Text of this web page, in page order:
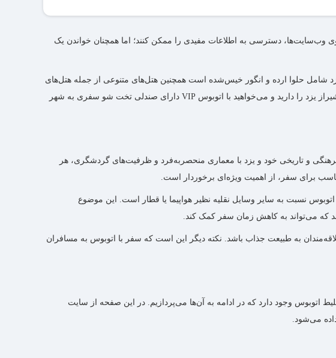
کنسلی بلیط مورد نظرتان را به‌صورت آنلاین در سایت مِستربلیط انجام دهید
دسترسی به اطلاعات مفیدی را ممکن کنند؛ اما همچنان خواندن یک
شامل حلوا ارده و انگور خیس‌شده است همچنین هتل‌های متنوعی از جمله هتل‌های
سنتی و مدرن در یزد وجود دارند که می‌توانند اقامتی راحت و شایسته را برای شما فراهم آورند. اگر قصد تهیه بلیط اتوبوس شیراز یزد را دارید و می‌‌خواهید با اتوبوس VIP دارای صندلی تخت شو سفری به شهر
و تاریخی خود و یزد با معماری منحصربه‌فرد و ظرفیت‌های گردشگری، هر
برای سفر، از اهمیت ویژه‌ای برخوردار است.
نسبت به سایر وسایل نقلیه نظیر هواپیما یا قطار است. این موضوع
که می‌تواند به کاهش زمان سفر کمک کند.
به طبیعت جذاب باشد. نکته دیگر این است که سفر با اتوبوس به مسافران
اتوبوس وجود دارد که در ادامه به آن‌‌ها می‌‌پردازیم. در این صفحه از سایت
داده می‌شود.